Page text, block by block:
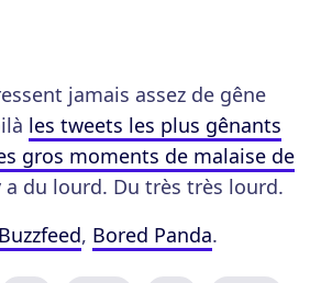
jamais assez de gêne
les tweets les plus gênants
gros moments de malaise de
a du lourd. Du très très lourd.
Buzzfeed, Bored Panda.